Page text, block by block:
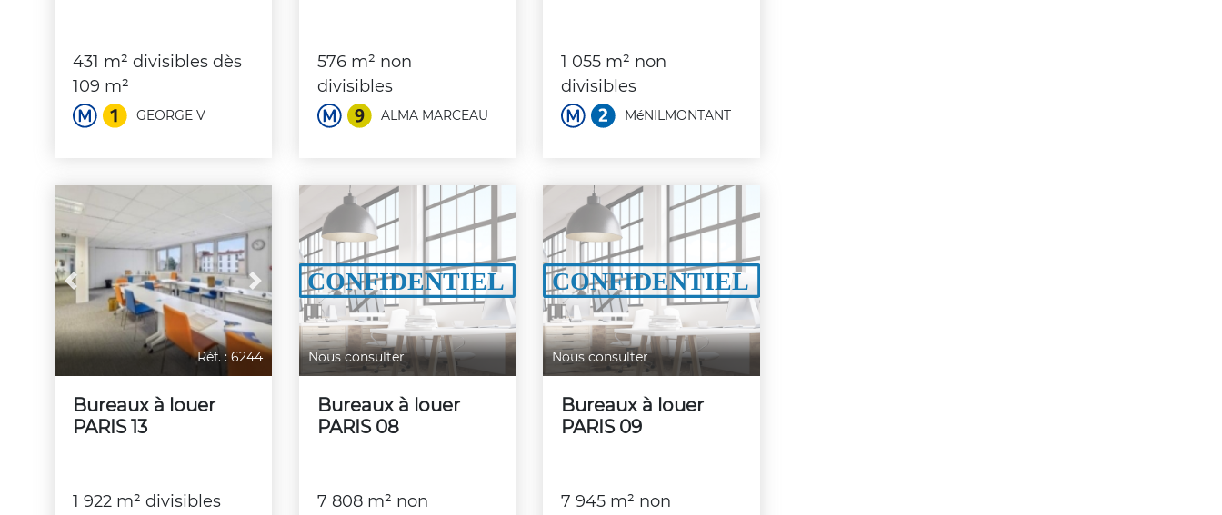
431 m² divisibles dès
109 m²
GEORGE V
576 m² non
divisibles
ALMA MARCEAU
1 055 m² non
divisibles
MéNILMONTANT
Previous Next
Réf. : 6244
Bureaux à louer
PARIS 13
1 922 m² divisibles
Nous consulter
Bureaux à louer
PARIS 08
7 808 m² non
Nous consulter
Bureaux à louer
PARIS 09
7 945 m² non